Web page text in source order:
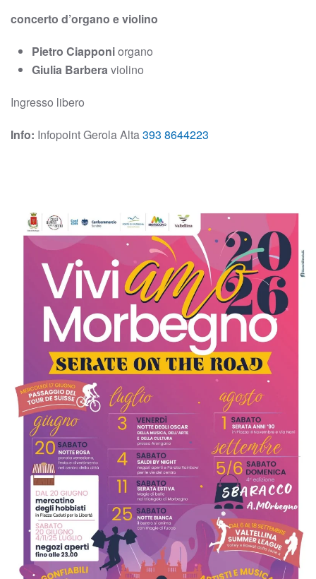
concerto d’organo e violino
Pietro Ciapponiorgano
Giulia Barberaviolino
Ingresso libero
Info: Infopoint Gerola Alta393 8644223